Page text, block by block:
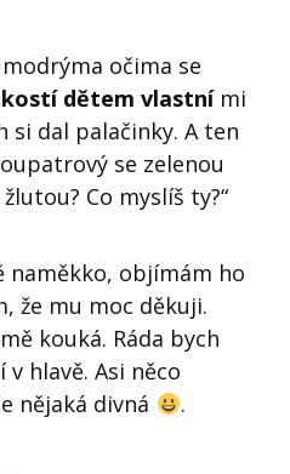
očima se
dětem vlastními
si dal palačinky. A ten
se zelenou
Co myslíš ty?“
naměkko, objímám ho
že mu moc děkuji.
kouká. Ráda bych
hlavě. Asi něco
nějaká divná
.